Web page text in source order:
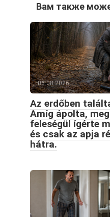
Вам также
06.08.2026
Az erdőben
Amíg ápolta,
feleségül ígérte
és csak az apja
hátra.